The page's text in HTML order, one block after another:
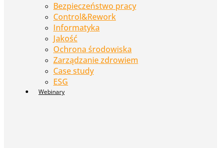
Bezpieczeństwo pracy
Control&Rework
Informatyka
Jakość
Ochrona środowiska
Zarządzanie zdrowiem
Case study
ESG
Webinary